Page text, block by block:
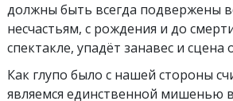
должны быть всегда подвержены
несчастьям, с рождения и до
спектакле, упадёт занавес и сцена
Как глупо было с нашей стороны
являемся единственной мишенью